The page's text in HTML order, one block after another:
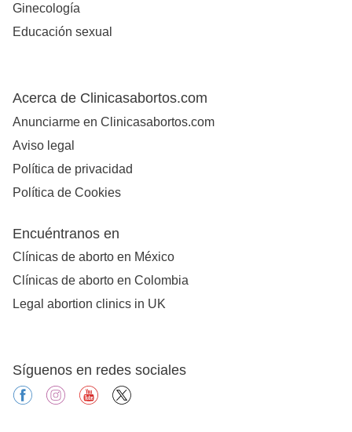
Ginecología
Educación sexual
Acerca de Clinicasabortos.com
Anunciarme en Clinicasabortos.com
Aviso legal
Política de privacidad
Política de Cookies
Encuéntranos en
Clínicas de aborto en México
Clínicas de aborto en Colombia
Legal abortion clinics in UK
Síguenos en redes sociales
facebookinstagramyoutube